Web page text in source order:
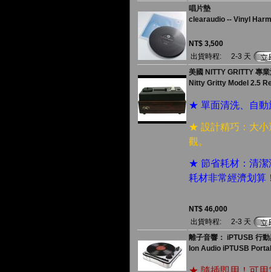
唱片墊
clearaudio -- Vinyl
NT$ 3,500
出貨時程:
2-3 天
美國 NITTY GRITTY 專
Nitty Gritty Model 2.5
★ 單面清洗、自動
★ 設計精巧：大小
觀。
★ 節省耗材：清潔
耗材非常經濟划算
NT$ 46,000
出貨時程:
2-3 天
離子音響： iPTUSB 行
Ion Audio iPTUSB